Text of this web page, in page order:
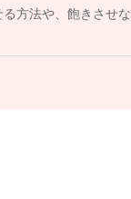
方法や、飽きさせ